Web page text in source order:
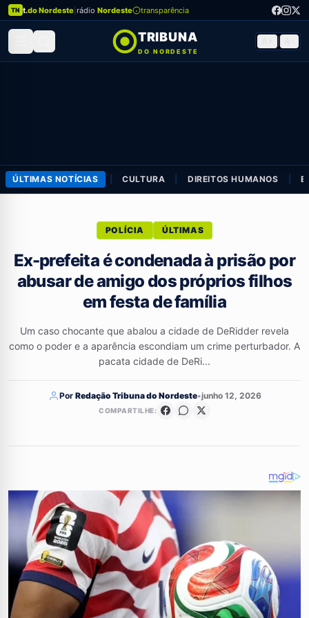
TN t.do Nordeste rádio Nordeste transparência
TRIBUNA
DO NORDESTE
ÚLTIMAS NOTÍCIAS CULTURA DIREITOS HUMANOS
POLÍCIA ÚLTIMAS
Ex-prefeita é condenada à prisão por
abusar de amigo dos próprios filhos
em festa de família
Um caso chocante que abalou a cidade de DeRidder revela
como o poder e a aparência escondiam um crime perturbador. A
pacata cidade de DeRi...
Por Redação Tribuna do Nordeste•junho 12, 2026
COMPARTILHE: